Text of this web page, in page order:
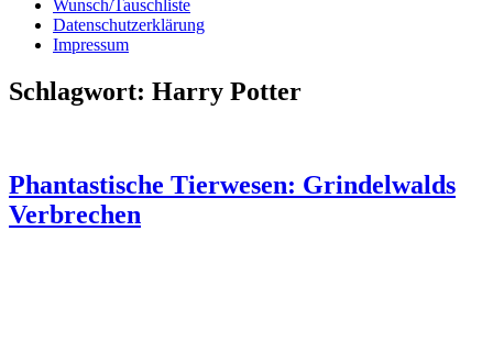
Wunsch/Tauschliste
Datenschutzerklärung
Impressum
Schlagwort: Harry Potter
Phantastische Tierwesen: Grindelwalds
Verbrechen